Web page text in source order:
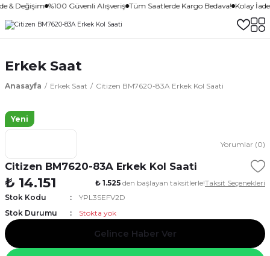
& Değişim %100 Güvenli Alışveriş Tüm Saatlerde Kargo Bedava! Kolay
Erkek Saat
Anasayfa Erkek Saat Citizen BM7620-83A Erkek Kol Saati
Yeni
Yorumlar (0)
Citizen BM7620-83A Erkek Kol Saati
₺ 14.151 ₺ 1.525 den başlayan taksitlerle!Taksit Seçenekleri
Stok Kodu
YPL3SEFV2D
Stok Durumu
Stokta yok
Gelince Haber Ver